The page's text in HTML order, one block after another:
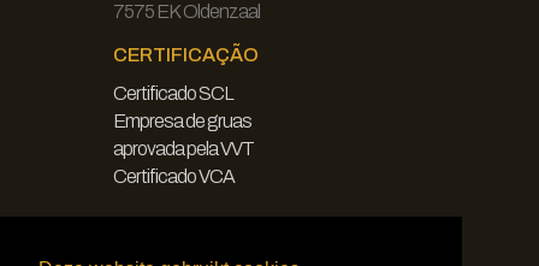
7575 EK Oldenzaal
CERTIFICAÇÃO
Certificado SCL
Empresa de gruas
aprovada pela VVT
Certificado VCA